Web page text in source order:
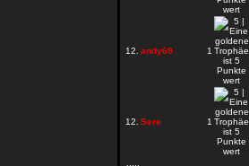
12. andy69 1
12. Sere 1